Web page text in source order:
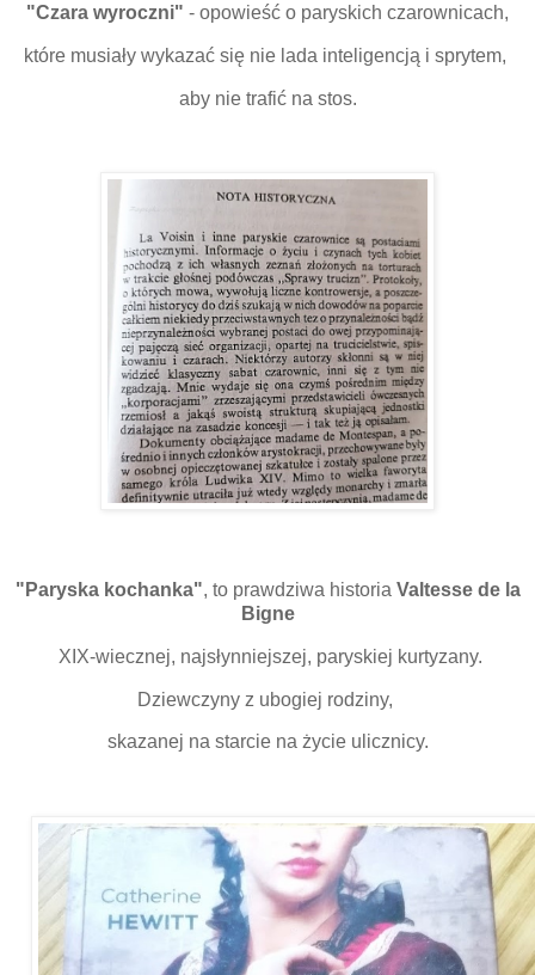
"Czara wyroczni" - opowieść o paryskich czarownicach,
które musiały wykazać się nie lada inteligencją i sprytem,
aby nie trafić na stos.
"Paryska kochanka", to prawdziwa historia Valtesse de la
Bigne
XIX-wiecznej, najsłynniejszej, paryskiej kurtyzany.
Dziewczyny z ubogiej rodziny,
skazanej na starcie na życie ulicznicy.